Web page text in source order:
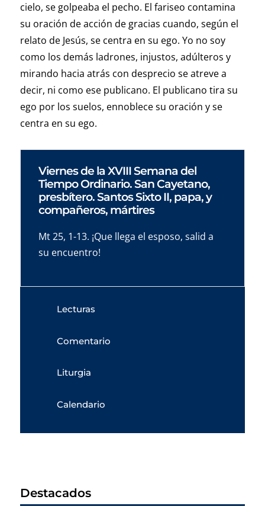
cielo, se golpeaba el pecho. El fariseo contamina
su oración de acción de gracias cuando, según el
relato de Jesús, se centra en su ego. Yo no soy
como los demás ladrones, injustos, adúlteros y
mirando hacia atrás con desprecio se atreve a
decir, ni como ese publicano. El publicano tira su
ego por los suelos, ennoblece su oración y se
centra en su ego.
Viernes de la XVIII Semana del
Tiempo Ordinario. San Cayetano,
presbítero. Santos Sixto II, papa, y
compañeros, mártires
Mt 25, 1-13. ¡Que llega el esposo, salid a
su encuentro!
Lecturas
Comentario
Liturgia
Calendario
Destacados